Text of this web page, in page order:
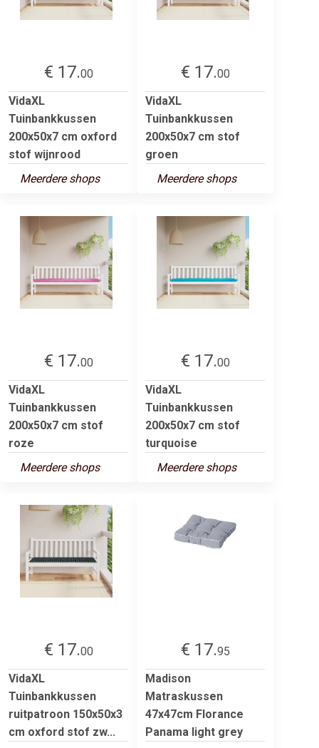
€ 17.00
VidaXL
Tuinbankkussen
200x50x7 cm oxford
stof wijnrood
Meerdere shops
€ 17.00
VidaXL
Tuinbankkussen
200x50x7 cm stof
groen
Meerdere shops
€ 17.00
VidaXL
Tuinbankkussen
200x50x7 cm stof
roze
Meerdere shops
€ 17.00
VidaXL
Tuinbankkussen
200x50x7 cm stof
turquoise
Meerdere shops
€ 17.00
VidaXL
Tuinbankkussen
ruitpatroon 150x50x3
cm oxford stof zw...
€ 17.95
Madison
Matraskussen
47x47cm Florance
Panama light grey